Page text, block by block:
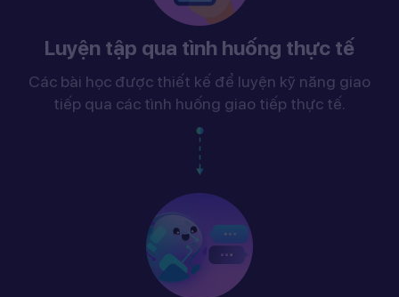
Luyện tập qua tình huống thực tế
Các bài học được thiết kế để luyện kỹ năng giao
tiếp qua các tình huống giao tiếp thực tế.